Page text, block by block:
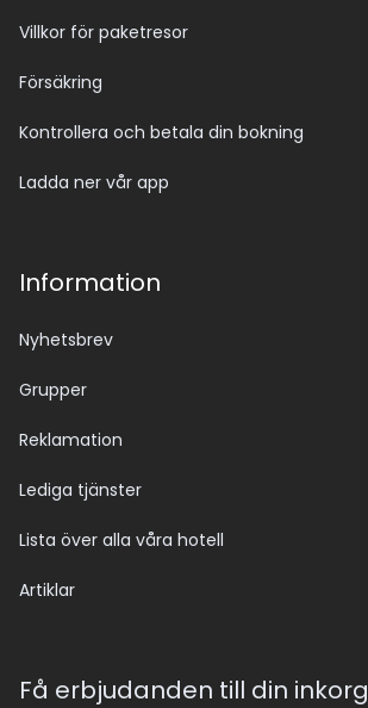
Villkor för paketresor
Försäkring
Kontrollera och betala din bokning
Ladda ner vår app
Information
Nyhetsbrev
Grupper
Reklamation
Lediga tjänster
Lista över alla våra hotell
Artiklar
Få erbjudanden till din inkorg